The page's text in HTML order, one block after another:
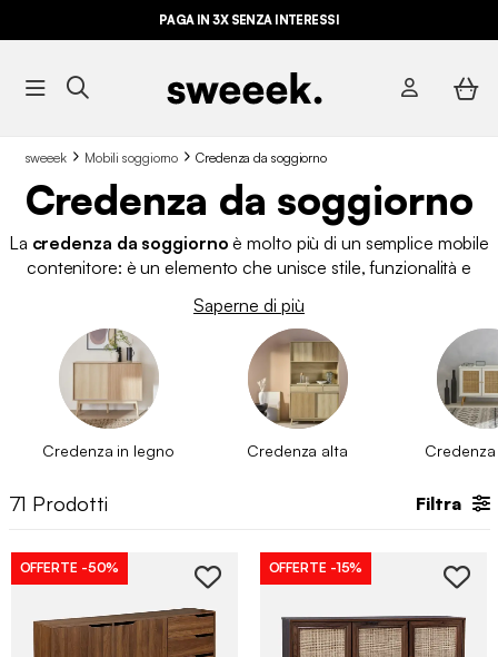
ULTIME OCCASIONI FINO AL -70%*
PAGA IN 3X SENZA INTERESSI
sweeek Mobili soggiorno Credenza da soggiorno
Credenza da soggiorno
La credenza da soggiorno è molto più di un semplice mobile
contenitore: è un elemento che unisce stile, funzionalità e
sai quanto sia importante tornare a casa e goderti uno spazio
ordinato e accogliente. Noi di sweeek lo rendiamo possibile
con mobili da salotto, chiamati anche buffet, progettati per la
tua vita quotidiana. Sul nostro sito web troverai
credenze
economiche
e con prezzi adatti alle tue tasche.
Saperne di più
Credenza in legno Credenza alta
71 Prodotti Filtra
OFFERTE -50% OFFERTE -15%